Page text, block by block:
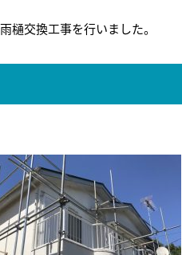
樋交換工事を行いました。